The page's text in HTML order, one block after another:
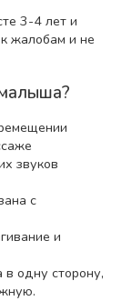
3-4 лет и
жалобам и не
звуков
с
и
одну сторону,